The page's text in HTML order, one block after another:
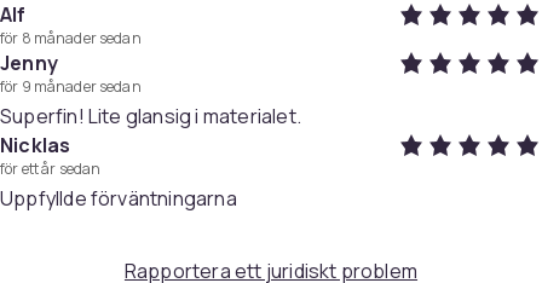
Specifikationer:
Färg: Vit
Storlek: 50 × 11 cm
Material: Naturlig fjäder/träpärlor/järnring/koreansk
sammet
Alf
för 8 månader sedan
Jenny
för 9 månader sedan
Superfin! Lite glansig i materialet.
Nicklas
för ett år sedan
Uppfyllde förväntningarna
Rapportera ett juridiskt problem